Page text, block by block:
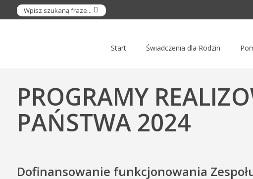
Start Świadczenia dla Rodzin
PROGRAMY
PAŃSTWA 2024
Dofinansowanie funkcjonowania